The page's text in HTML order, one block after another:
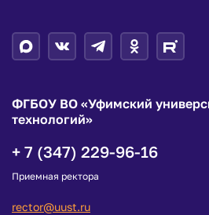
ФГБОУ ВО «Уфимский
технологий»
+ 7 (347) 229-96-16
Приемная ректора
rector@uust.ru